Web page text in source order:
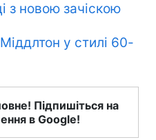
з новою зачіскою
у стилі 60-
Підпишіться на
в Google!